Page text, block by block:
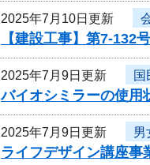
2025年7月10日更新
【建設工事】第7-132
2025年7月9日更新 国
バイオシミラーの使用
2025年7月9日更新 男
ライフデザイン講座